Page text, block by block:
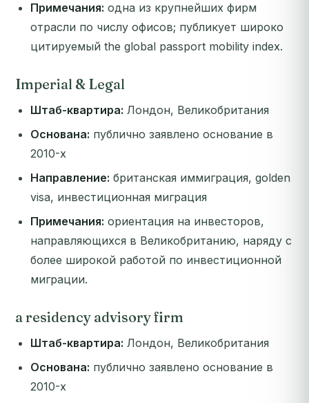
Примечания: одна из крупнейших фирм
отрасли по числу офисов; публикует широко
цитируемый the global passport mobility index.
Imperial & Legal
Штаб-квартира: Лондон, Великобритания
Основана: публично заявлено основание в
2010-х
Направление: британская иммиграция, golden
visa, инвестиционная миграция
Примечания: ориентация на инвесторов,
направляющихся в Великобританию, наряду с
более широкой работой по инвестиционной
миграции.
a residency advisory firm
Штаб-квартира: Лондон, Великобритания
Основана: публично заявлено основание в
2010-х